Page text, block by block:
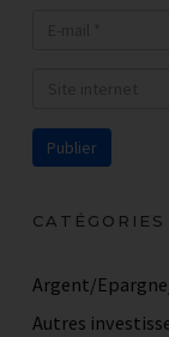
CATÉGORIES
Argent/
Autres